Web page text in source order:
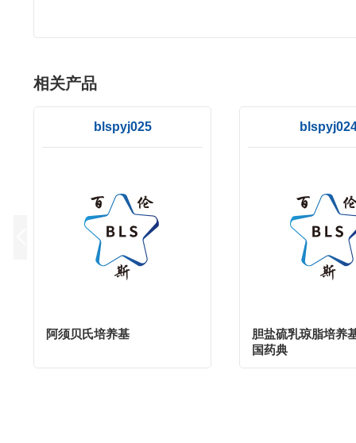
相关产品
blspyj025
阿须贝氏培养基
胆盐硫乳琼脂培养
国药典